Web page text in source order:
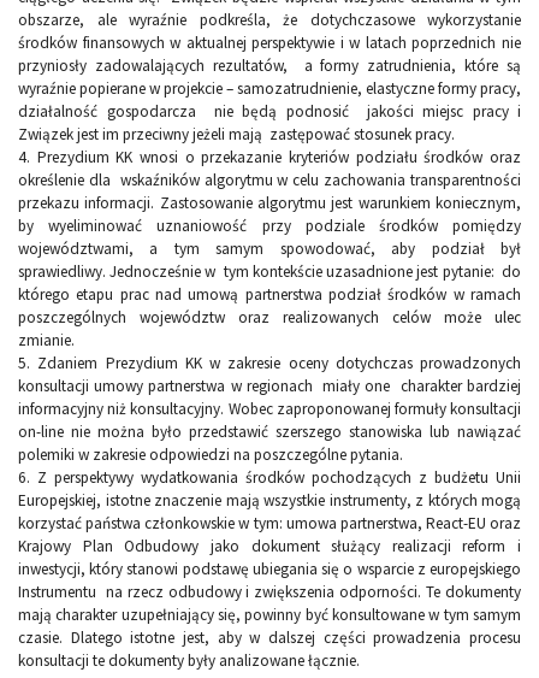
obszarze, ale wyraźnie podkreśla, że dotychczasowe wykorzystanie
środków finansowych w aktualnej perspektywie i w latach poprzednich nie
przyniosły zadowalających rezultatów, a formy zatrudnienia, które są
wyraźnie popierane w projekcie – samozatrudnienie, elastyczne formy pracy,
działalność gospodarcza nie będą podnosić jakości miejsc pracy i
Związek jest im przeciwny jeżeli mają zastępować stosunek pracy.
4. Prezydium KK wnosi o przekazanie kryteriów podziału środków oraz
określenie dla wskaźników algorytmu w celu zachowania transparentności
przekazu informacji. Zastosowanie algorytmu jest warunkiem koniecznym,
by wyeliminować uznaniowość przy podziale środków pomiędzy
województwami, a tym samym spowodować, aby podział był
sprawiedliwy. Jednocześnie w tym kontekście uzasadnione jest pytanie: do
którego etapu prac nad umową partnerstwa podział środków w ramach
poszczególnych województw oraz realizowanych celów może ulec
zmianie.
5. Zdaniem Prezydium KK w zakresie oceny dotychczas prowadzonych
konsultacji umowy partnerstwa w regionach miały one charakter bardziej
informacyjny niż konsultacyjny. Wobec zaproponowanej formuły konsultacji
on-line nie można było przedstawić szerszego stanowiska lub nawiązać
polemiki w zakresie odpowiedzi na poszczególne pytania.
6. Z perspektywy wydatkowania środków pochodzących z budżetu Unii
Europejskiej, istotne znaczenie mają wszystkie instrumenty, z których mogą
korzystać państwa członkowskie w tym: umowa partnerstwa, React-EU oraz
Krajowy Plan Odbudowy jako dokument służący realizacji reform i
inwestycji, który stanowi podstawę ubiegania się o wsparcie z europejskiego
Instrumentu na rzecz odbudowy i zwiększenia odporności. Te dokumenty
mają charakter uzupełniający się, powinny być konsultowane w tym samym
czasie. Dlatego istotne jest, aby w dalszej części prowadzenia procesu
konsultacji te dokumenty były analizowane łącznie.